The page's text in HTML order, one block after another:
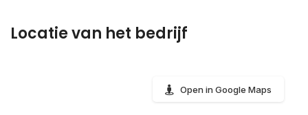
Locatie van het bedrijf
Open in Google Maps